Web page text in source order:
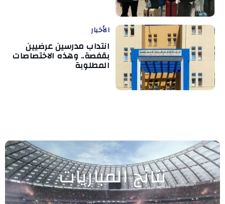
الأخبار
انتداب مدرسين عرضيين
بقفصة.. وهذه الاختصاصات
المطلوبة
نتائج المباريات